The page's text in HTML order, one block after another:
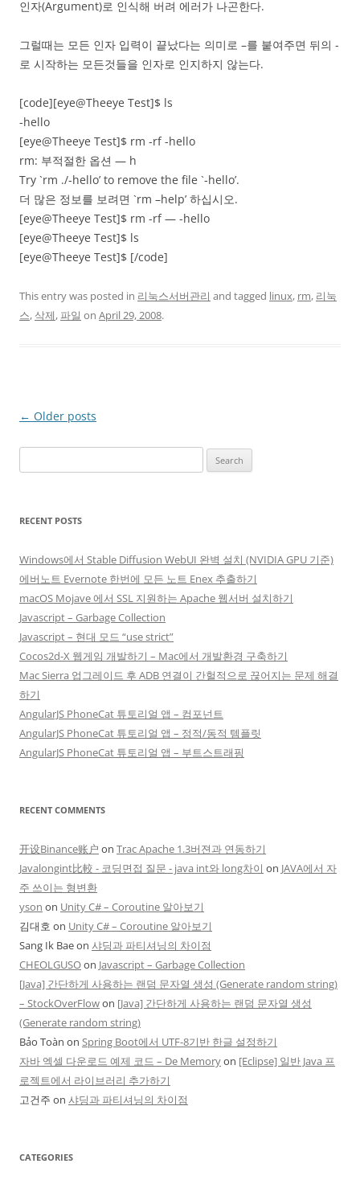
인자(Argument)로 인식해 버려 에러가 나곤한다.
그럴때는 모든 인자 입력이 끝났다는 의미로 –를 붙여주면 뒤의 -
로 시작하는 모든것들을 인자로 인지하지 않는다.
[code][eye@Theeye Test]$ ls
-hello
[eye@Theeye Test]$ rm -rf -hello
rm: 부적절한 옵션 — h
Try `rm ./-hello’ to remove the file `-hello’.
더 많은 정보를 보려면 `rm –help’ 하십시오.
[eye@Theeye Test]$ rm -rf — -hello
[eye@Theeye Test]$ ls
[eye@Theeye Test]$ [/code]
This entry was posted in 리눅스서버관리 and tagged linux, rm, 리눅
스, 삭제, 파일 on April 29, 2008.
Post
← Older posts
for:
RECENT POSTS
Windows에서 Stable Diffusion WebUI 완벽 설치 (NVIDIA GPU 기준)
에버노트 Evernote 한번에 모든 노트 Enex 추출하기
macOS Mojave 에서 SSL 지원하는 Apache 웹서버 설치하기
Javascript – Garbage Collection
Javascript – 현대 모드 “use strict”
Cocos2d-X 웹게임 개발하기 – Mac에서 개발환경 구축하기
Mac Sierra 업그레이드 후 ADB 연결이 간헐적으로 끊어지는 문제 해결
하기
AngularJS PhoneCat 튜토리얼 앱 – 컴포넌트
AngularJS PhoneCat 튜토리얼 앱 – 정적/동적 템플릿
AngularJS PhoneCat 튜토리얼 앱 – 부트스트래핑
RECENT COMMENTS
开设Binance账户 on Trac Apache 1.3버젼과 연동하기
Javalongint比較 - 코딩면접 질문 - java int와 long차이 on JAVA에서 자
주 쓰이는 형변환
yson on Unity C# – Coroutine 알아보기
김대호 on Unity C# – Coroutine 알아보기
Sang Ik Baeon 샤딩과 파티셔닝의 차이점
CHEOLGUSOon Javascript – Garbage Collection
[Java] 간단하게 사용하는 랜덤 문자열 생성 (Generate random string)
– StockOverFlowon [Java] 간단하게 사용하는 랜덤 문자열 생성
(Generate random string)
Bảo Toàn on Spring Boot에서 UTF-8기반 한글 설정하기
자바 엑셀 다운로드 예제 코드 – De Memoryon [Eclipse] 일반 Java 프
로젝트에서 라이브러리 추가하기
고건주 on 샤딩과 파티셔닝의 차이점
CATEGORIES